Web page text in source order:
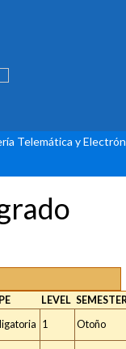
Telemática y
LEVEL
1 Otoño